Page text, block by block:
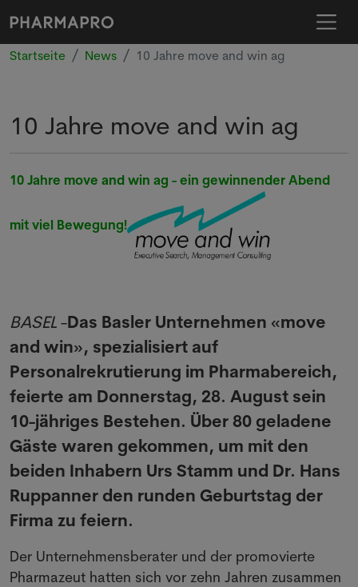
Startseite News 10 Jahre move and win ag
10 Jahre move and win ag
10 Jahre move and win ag - ein gewinnender Abend
mit viel Bewegung!
BASEL-Das Basler Unternehmen «move
and win», spezialisiert auf
Personalrekrutierung im Pharmabereich,
feierte am Donnerstag, 28. August sein
10-jähriges Bestehen. Über 80 geladene
Gäste waren gekommen, um mit den
beiden Inhabern Urs Stamm und Dr. Hans
Ruppanner den runden Geburtstag der
Firma zu feiern.
Der Unternehmensberater und der promovierte
Pharmazeut hatten sich vor zehn Jahren zusammen